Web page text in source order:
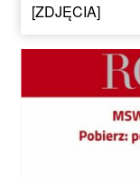
[ZDJĘCIA]